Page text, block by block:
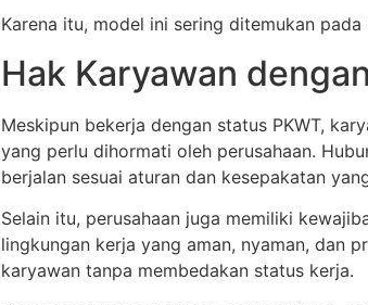
Karena itu, model ini sering ditemukan
Hak Karyawan
Meskipun bekerja dengan status PKWT,
yang perlu dihormati oleh perusahaan.
berjalan sesuai aturan dan kesepakatan
Selain itu, perusahaan juga memiliki
lingkungan kerja yang aman, nyaman, dan
karyawan tanpa membedakan status kerja.